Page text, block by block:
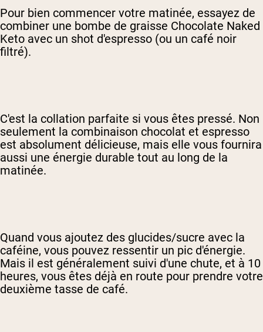
Pour bien commencer votre matinée, essayez de
combiner une bombe de graisse Chocolate Naked
Keto avec un shot d'espresso (ou un café noir
filtré).
C'est la collation parfaite si vous êtes pressé. Non
seulement la combinaison chocolat et espresso
est absolument délicieuse, mais elle vous fournira
aussi une énergie durable tout au long de la
matinée.
Quand vous ajoutez des glucides/sucre avec la
caféine, vous pouvez ressentir un pic d'énergie.
Mais il est généralement suivi d'une chute, et à 10
heures, vous êtes déjà en route pour prendre votre
deuxième tasse de café.